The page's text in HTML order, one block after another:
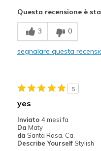
Migliori Utilizzi:
Casual Wear
Width
Feels
Questa recensione è
3 0
segnalare questa
5
yes
Inviato 4 mesi fa
Da Maty
da Santa Rosa, Ca.
Describe Yourself Stylish